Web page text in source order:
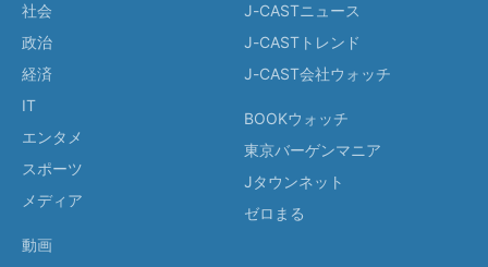
社会
政治
経済
IT
エンタメ
スポーツ
メディア
動画
J-CASTニュース
J-CASTトレンド
J-CAST会社ウォッチ
BOOKウォッチ
東京バーゲンマニア
Jタウンネット
ゼロまる